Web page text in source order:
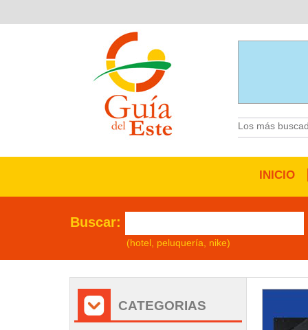
Los más
INICIO
Buscar:
(hotel, peluquería, nike)
CATEGORIAS
/